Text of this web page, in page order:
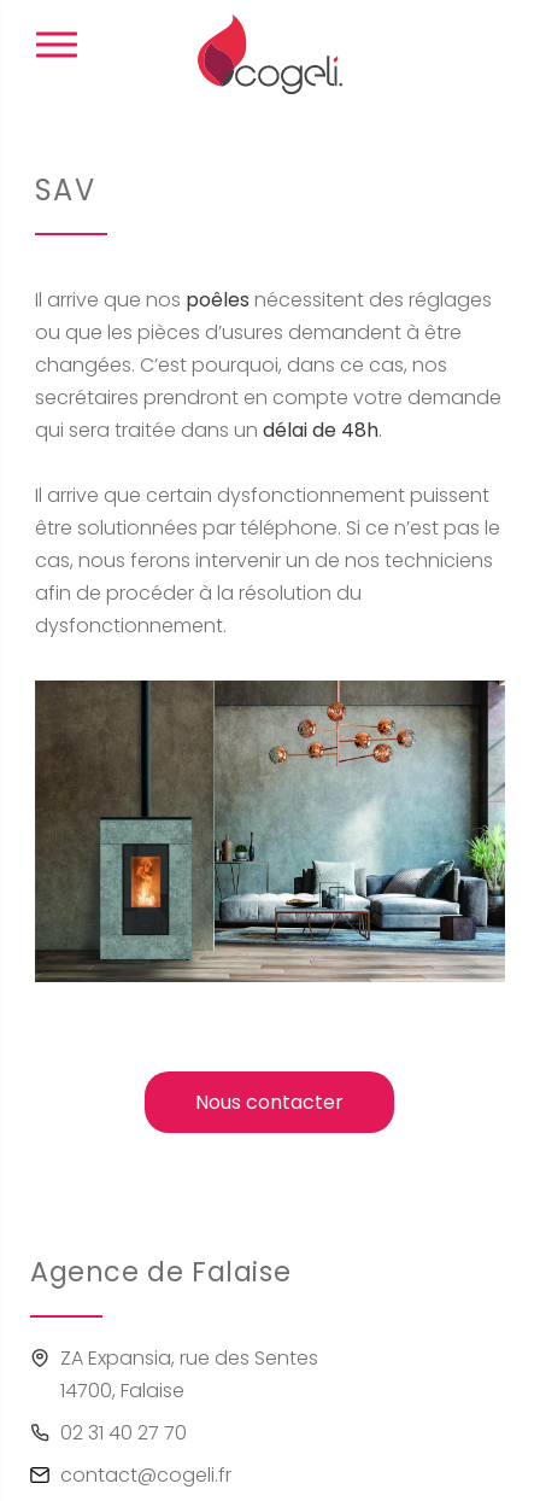
Panneau de gestion des cookies
SAV
Il arrive que nos poêles nécessitent des réglages
ou que les pièces d’usures demandent à être
changées. C’est pourquoi, dans ce cas, nos
secrétaires prendront en compte votre demande
qui sera traitée dans un délai de 48h.
Il arrive que certain dysfonctionnement puissent
être solutionnées par téléphone. Si ce n’est pas le
cas, nous ferons intervenir un de nos techniciens
afin de procéder à la résolution du
dysfonctionnement.
Nous contacter
Agence de Falaise
ZA Expansia, rue des Sentes
14700, Falaise
02 31 40 27 70
contact@cogeli.fr